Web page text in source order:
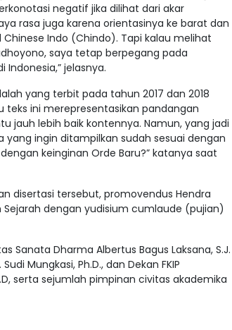
negatif jika dilihat dari akar
rasa juga karena orientasinya ke barat dan
Indo (Chindo). Tapi kalau melihat
saya tetap berpegang pada
jelasnya.
yang terbit pada tahun 2017 dan 2018
teks ini merepresentasikan pandangan
jauh lebih baik kontennya. Namun, yang jadi
ingin ditampilkan sudah sesuai dengan
keinginan Orde Baru?” katanya saat
disertasi tersebut, promovendus Hendra
dengan yudisium cumlaude (pujian)
Sanata Dharma Albertus Bagus Laksana, S.J.
Mungkasi, Ph.D., dan Dekan FKIP
serta sejumlah pimpinan civitas akademika